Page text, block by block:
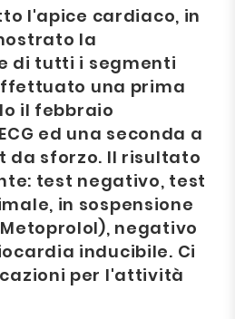
l'apice cardiaco, in
la
di tutti i segmenti
una prima
il febbraio
ed una seconda a
da sforzo. Il risultato
test negativo, test
in sospensione
negativo
inducibile. Ci
per l'attività